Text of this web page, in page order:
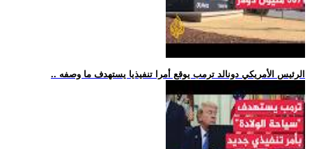
.. الرئيس الأمريكي دونالد ترمب يوقع أمرا تنفيذيا يستهدف ما وصفه